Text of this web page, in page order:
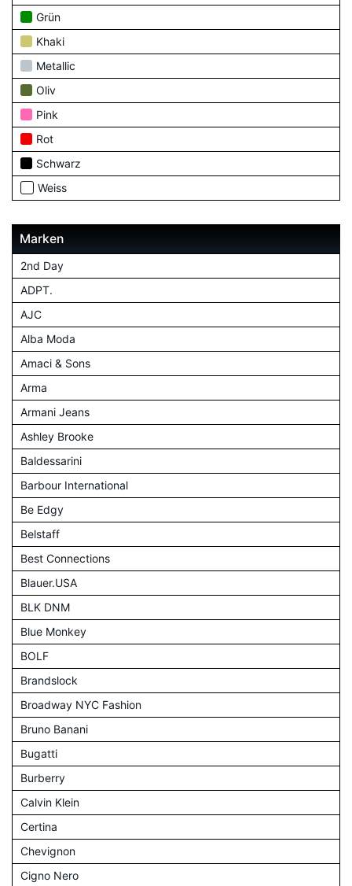
Grün
Khaki
Metallic
Oliv
Pink
Rot
Schwarz
Weiss
Marken
2nd Day
ADPT.
AJC
Alba Moda
Amaci & Sons
Arma
Armani Jeans
Ashley Brooke
Baldessarini
Barbour International
Be Edgy
Belstaff
Best Connections
Blauer.USA
BLK DNM
Blue Monkey
BOLF
Brandslock
Broadway NYC Fashion
Bruno Banani
Bugatti
Burberry
Calvin Klein
Certina
Chevignon
Cigno Nero